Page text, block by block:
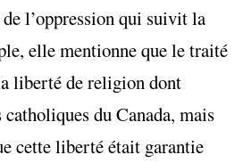
l’oppression qui suivit la
elle mentionne que le traité
liberté de religion dont
du Canada, mais
cette liberté était garantie